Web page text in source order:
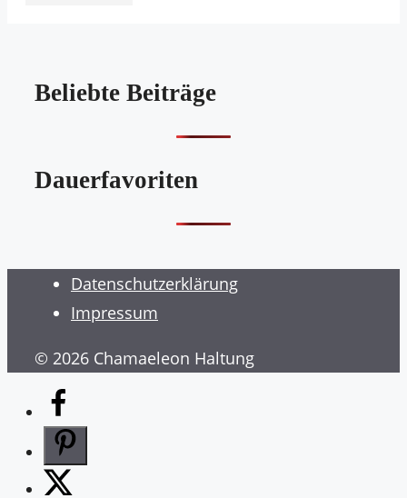
Beliebte Beiträge
Dauerfavoriten
Datenschutzerklärung
Impressum
© 2026 Chamaeleon Haltung